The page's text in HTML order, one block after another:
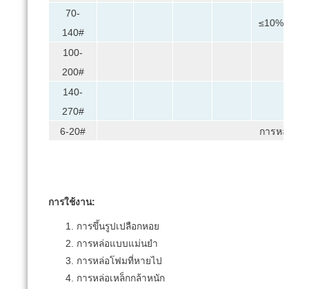
70-
140#
≤10%
100-
200#
140-
270#
6-20#
การหล่อแ
การใช้งาน:
การขึ้นรูปเปลือกหอย
การหล่อแบบแม่นยำ
การหล่อโฟมที่หายไป
การหล่อเหล็กกล้าหนัก